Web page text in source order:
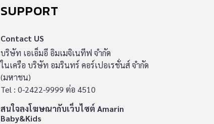
SUPPORT
Contact US
บริษัท เอเอ็มอี อิมเมจิเนทีฟ จำกัด
ในเครือ บริษัท อมรินทร์ คอร์เปอเรชั่นส์ จำกัด
(มหาชน)
Tel : 0-2422-9999 ต่อ 4510
สนใจลงโฆษณากับเว็บไซต์ Amarin
Baby&Kids